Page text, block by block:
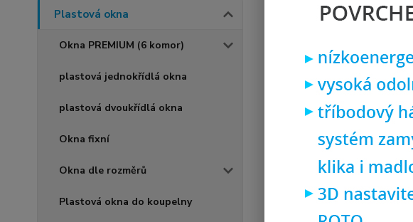
Plastová okna
Okna PREMIUM (6 komor)
plastová jednokřídlá okna
plastová dvoukřídlá okna
Okna fixní
Okna dle rozměrů
Plastová okna do koupelny
Plastová okna
plastové
TOP produkt